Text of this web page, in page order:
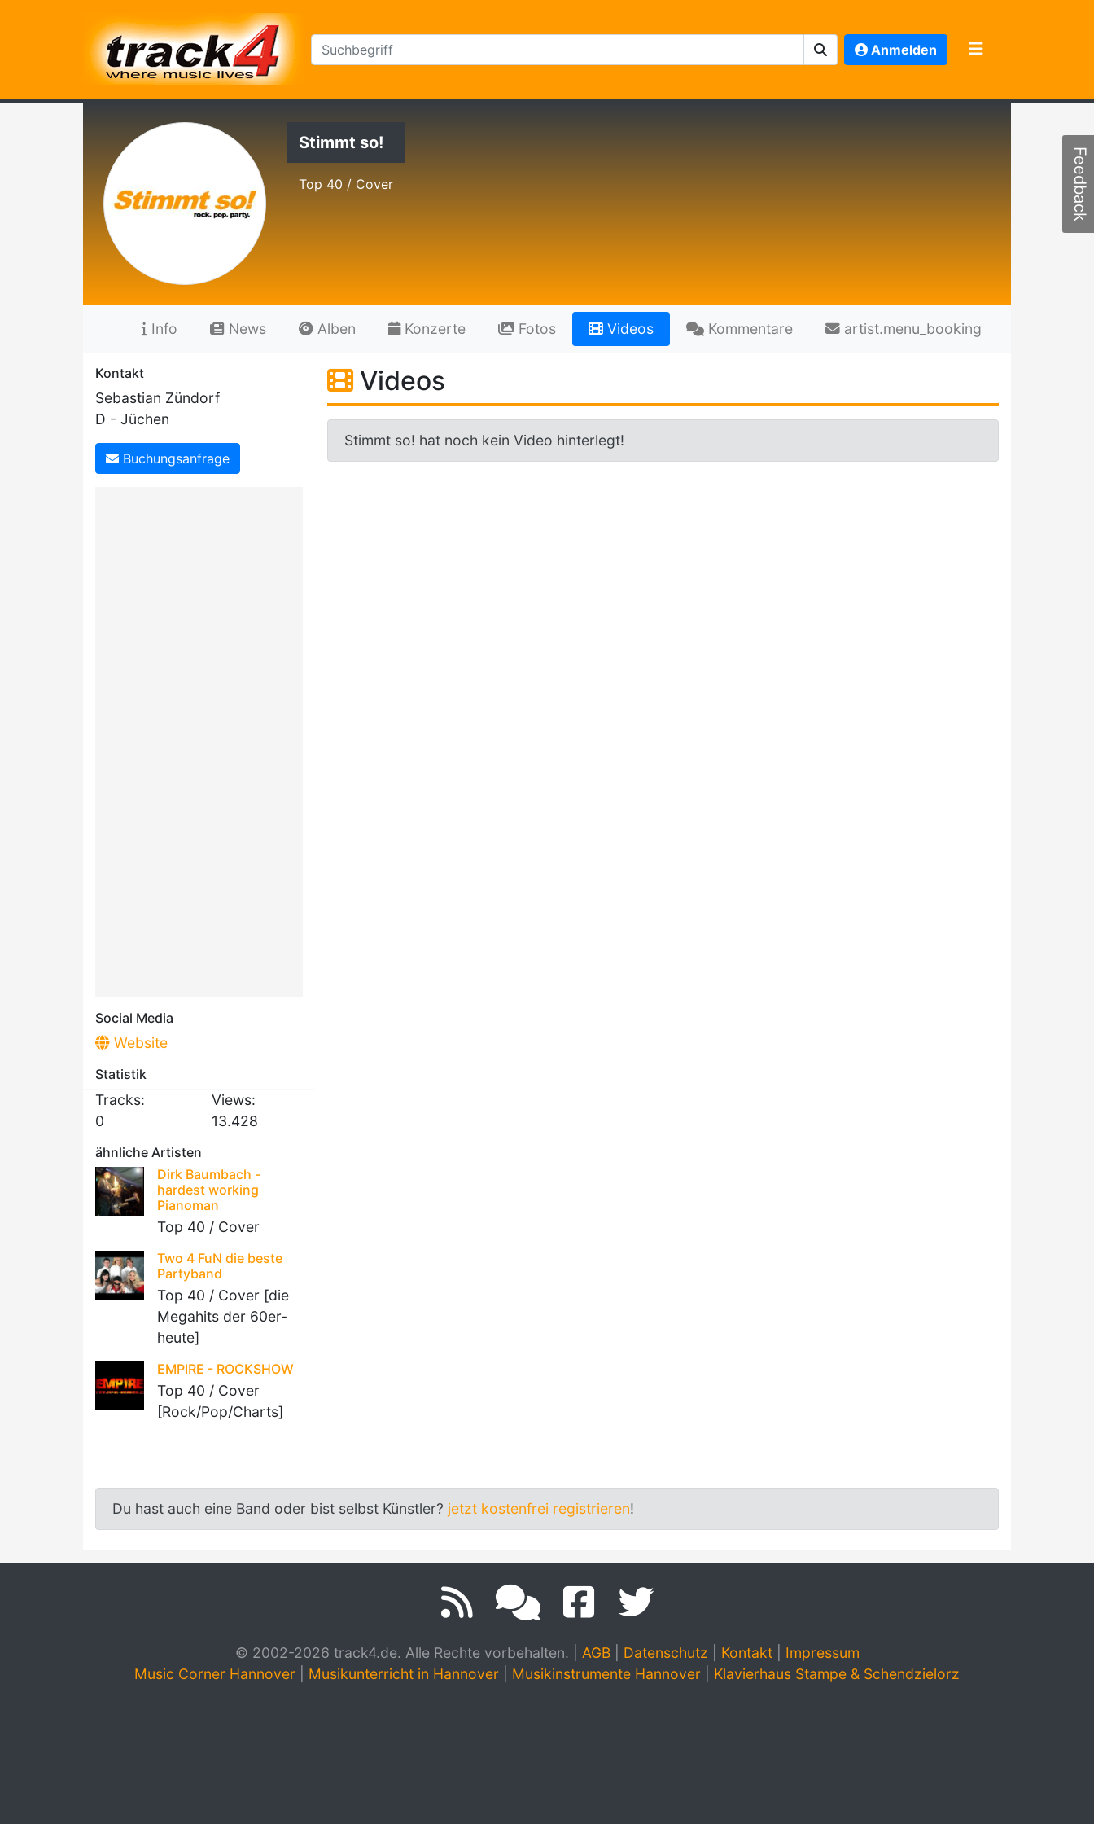
Anmelden
Stimmt so!
Top 40 / Cover
Info News Alben Konzerte Fotos Videos Kommentare artist.menu_booking
Kontakt
Sebastian Zündorf
D - Jüchen
Buchungsanfrage
Social Media
Website
Statistik
Tracks:
0
Views:
13.428
ähnliche Artisten
Dirk Baumbach -
hardest working
Pianoman
Top 40 / Cover
Two 4 FuN die beste
Partyband
Top 40 / Cover [die
Megahits der 60er-
heute]
EMPIRE - ROCKSHOW
Top 40 / Cover
[Rock/Pop/Charts]
Videos
Stimmt so! hat noch kein Video hinterlegt!
Du hast auch eine Band oder bist selbst Künstler? jetzt kostenfrei registrieren!
© 2002-2026 track4.de. Alle Rechte vorbehalten. AGB| Datenschutz Kontakt| Impressum
Music Corner Hannover
Musikunterricht in Hannover Musikinstrumente Hannover Klavierhaus Stampe & Schendzielorz
Feedback